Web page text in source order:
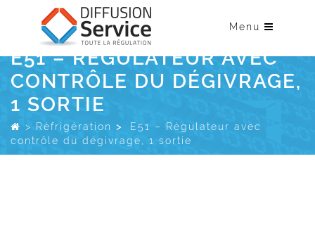
Menu
E51 – RÉGULATEUR AVEC
CONTRÔLE DU DÉGIVRAGE,
1 SORTIE
> Réfrigération >
E51 – Régulateur avec
contrôle du dégivrage, 1 sortie